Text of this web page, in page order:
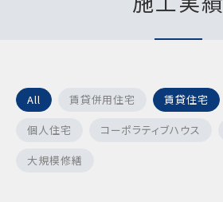
All 賃貸併用住宅 ​賃貸住宅
個人住宅
コーポラティブハウス
大規模修繕